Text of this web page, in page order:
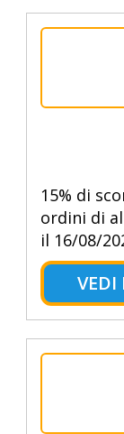
15% di
ordini di
il 16/08/
VEDI